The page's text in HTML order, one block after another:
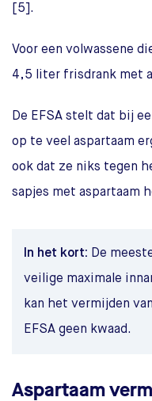
[5].
Voor een volwassene
4,5 liter frisdrank met
De EFSA stelt dat bij
op te veel aspartaam
ook dat ze niks tegen
sapjes met aspartaam
In het kort: De
veilige maximale
kan het vermijden
EFSA geen kwaad.
Aspartaam